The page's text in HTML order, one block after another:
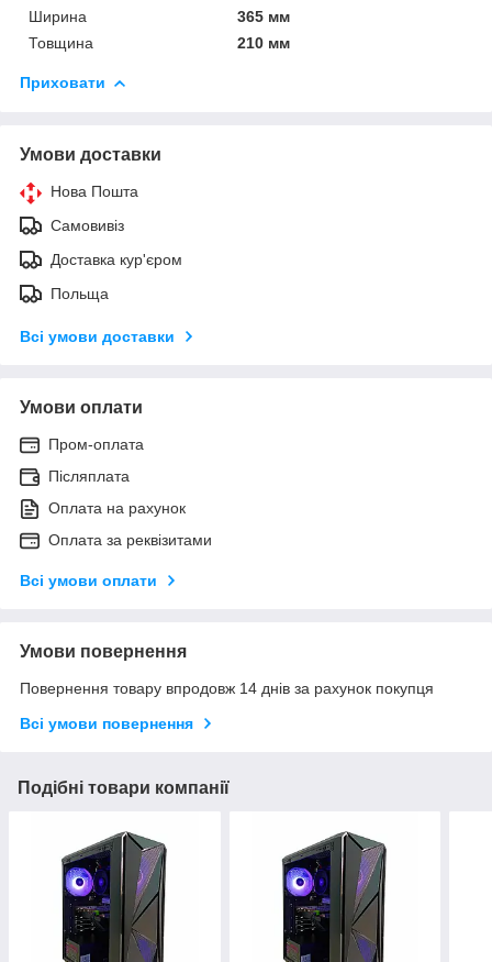
Ширина
365 мм
Товщина
210 мм
Приховати
Умови доставки
Нова Пошта
Самовивіз
Доставка кур'єром
Польща
Всі умови доставки
Умови оплати
Пром-оплата
Післяплата
Оплата на рахунок
Оплата за реквізитами
Всі умови оплати
Умови повернення
Повернення товару впродовж 14 днів за рахунок покупця
Всі умови повернення
Подібні товари компанії